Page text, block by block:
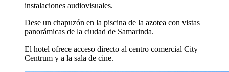
instalaciones audiovisuales.
Dese un chapuzón en la piscina de la azotea con vistas
panorámicas de la ciudad de Samarinda.
El hotel ofrece acceso directo al centro comercial City
Centrum y a la sala de cine.